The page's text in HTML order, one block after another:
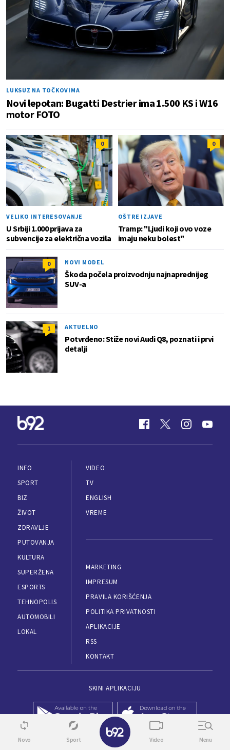
LUKSUZ NA TOČKOVIMA
Novi lepotan: Bugatti Destrier ima 1.500 KS i W16
motor FOTO
0
VELIKO INTERESOVANJE
U Srbiji 1.000 prijava za
subvencije za električna vozila
0
OŠTRE IZJAVE
Tramp: "Ljudi koji ovo voze
imaju neku bolest"
0 NOVI MODEL
Škoda počela proizvodnju najnaprednijeg
SUV-a
1 AKTUELNO
Potvrđeno: Stiže novi Audi Q8, poznati i prvi
detalji
INFO
SPORT
BIZ
ŽIVOT
ZDRAVLJE
PUTOVANJA
KULTURA
SUPERŽENA
ESPORTS
TEHNOPOLIS
AUTOMOBILI
LOKAL
VIDEO
TV
ENGLISH
VREME
MARKETING
IMPRESUM
PRAVILA KORIŠĆENJA
POLITIKA PRIVATNOSTI
APLIKACIJE
RSS
KONTAKT
SKINI APLIKACIJU
Novo Sport Video Menu
✕